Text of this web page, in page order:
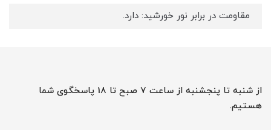
مقاومت در برابر نور خورشید: دارد.
از شنبه تا پنجشنبه از ساعت 7 صبح تا 18 پاسخگوی شما
هستیم.